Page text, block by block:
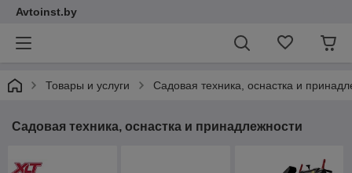
Avtoinst.by
Товары и услуги Садовая техника, оснастка и
Садовая техника, оснастка и принадлежности